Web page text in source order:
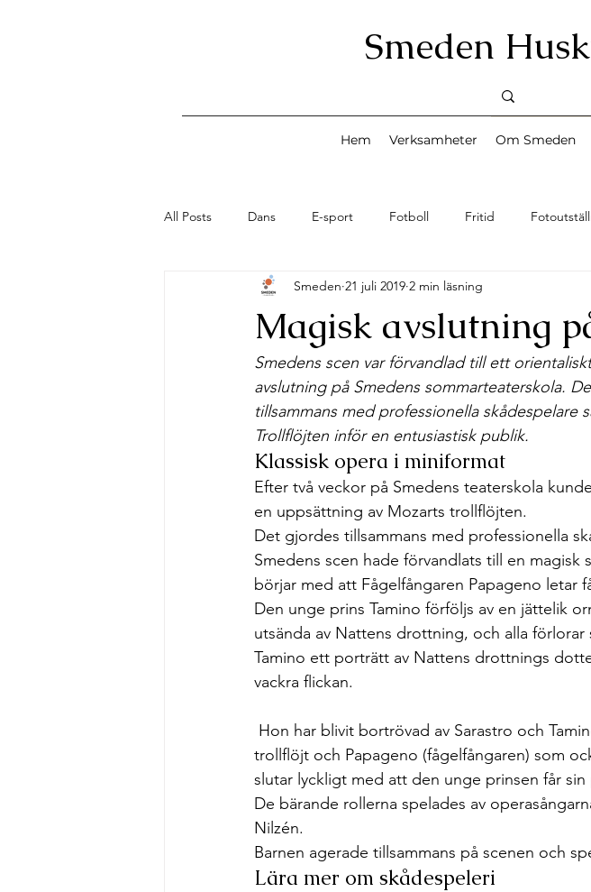
Smeden
Hem Verksamheter Om Smeden
All Posts Dans E-sport Fotboll Fritid
Lov med Smeden Musik News
Smeden Profilen Second Hand Turism Teater
Välgörande ändamål
Magisk avslutning
Smeden 21 juli 2019 2 min läsning
Smedens scen var förvandlad till ett
avslutning på Smedens sommarteaterskola.
tillsammans med professionella
Trollflöjten inför en entusiastisk publik.
Klassisk opera i miniformat
Efter två veckor på Smedens teaterskola
en uppsättning av Mozarts trollflöjten.
Det gjordes tillsammans med professionella
Smedens scen hade förvandlats till en
börjar med att Fågelfångaren Papageno letar
Den unge prins Tamino förföljs av en jättelik
utsända av Nattens drottning, och alla
Tamino ett porträtt av Nattens drottnings
vackra flickan.
trollflöjt och Papageno (fågelfångaren) som
slutar lyckligt med att den unge prinsen får sin
De bärande rollerna spelades av
Nilzén.
Barnen agerade tillsammans på scenen och
Lära mer om skådespeleri